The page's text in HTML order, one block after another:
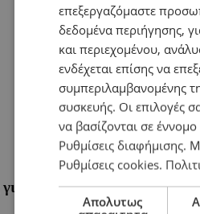
την ΑΤΑ: Ποιοι
επεξεργαζόμαστε
δεδομένα περιήγησης,
και περιεχομένου,
ενδέχεται επίσης να
συμπεριλαμβανομένης
συσκευής. Οι επιλογές
να βασίζονται σε
Ρυθμίσεις διαφήμισης.
Ρυθμίσεις cookies.
Απολυτως